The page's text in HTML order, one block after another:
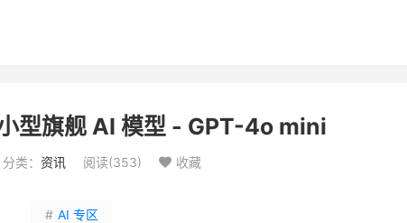
型旗舰 AI 模型 - GPT-4o mini
分类： 资讯 阅读(353)  收藏
# AI 专区